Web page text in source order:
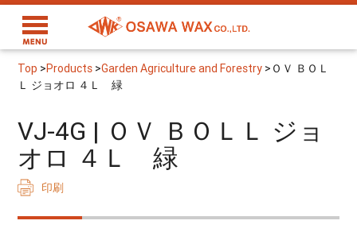
Top >Products >Garden Agriculture and Forestry > ＯＶ ＢＯＬ
Ｌ ジョオロ ４Ｌ 緑
VJ-4G | ＯＶ ＢＯＬＬ ジョ
オロ ４Ｌ 緑
印刷